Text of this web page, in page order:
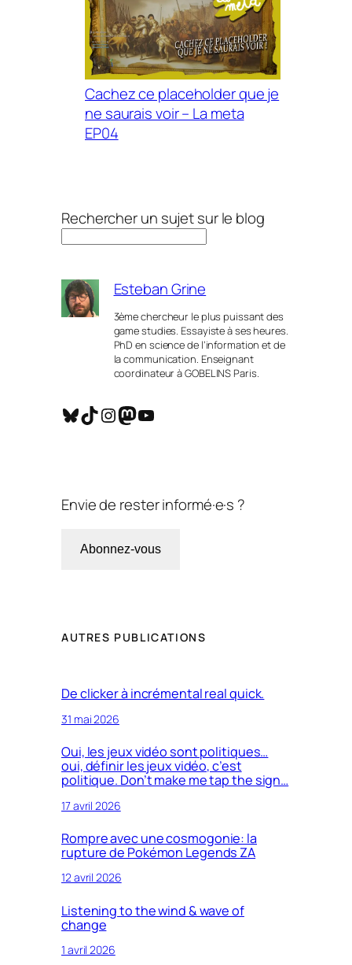
Cachez ce placeholder que je
ne saurais voir – La meta
EP04
Rechercher un sujet sur le blog
Esteban Grine
3ème chercheur le plus puissant des
game studies. Essayiste à ses heures.
PhD en science de l’information et de
la communication. Enseignant
coordinateur à GOBELINS Paris.
Bluesky TikTok InstagramMastodon YouTube
Envie de rester informé·e·s ?
Abonnez-vous
AUTRES PUBLICATIONS
De clicker à incrémental real quick.
31 mai 2026
Oui, les jeux vidéo sont politiques…
oui, définir les jeux vidéo, c’est
politique. Don’t make me tap the sign…
17 avril 2026
Rompre avec une cosmogonie: la
rupture de Pokémon Legends ZA
12 avril 2026
Listening to the wind & wave of
change
1 avril 2026